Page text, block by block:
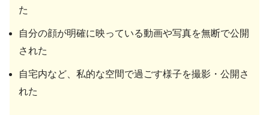
た
自分の顔が明確に映っている動画や写真を無断で公開
された
自宅内など、私的な空間で過ごす様子を撮影・公開さ
れた